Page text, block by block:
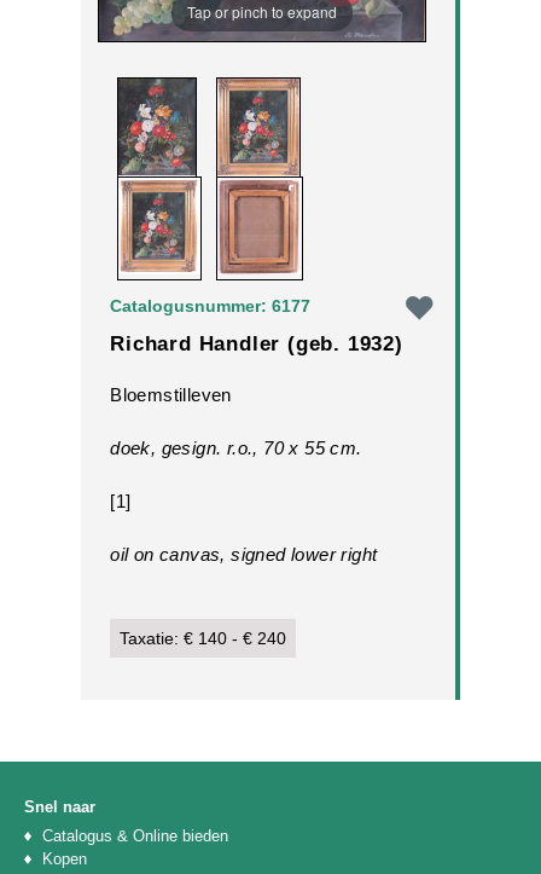
Tap or pinch to expand
Catalogusnummer: 6177
Richard Handler (geb. 1932)
Bloemstilleven
doek, gesign. r.o., 70 x 55 cm.
[1]
oil on canvas, signed lower right
Taxatie: € 140 - € 240
Snel naar
Catalogus & Online bieden
Kopen